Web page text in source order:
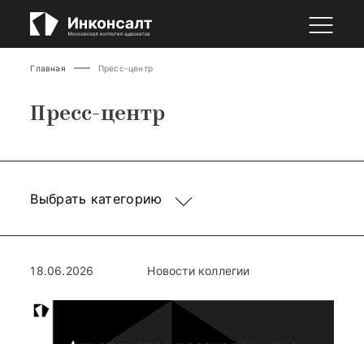
Главная Пресс-центр
Пресс-центр
Выбрать категорию
18.06.2026 Новости коллегии